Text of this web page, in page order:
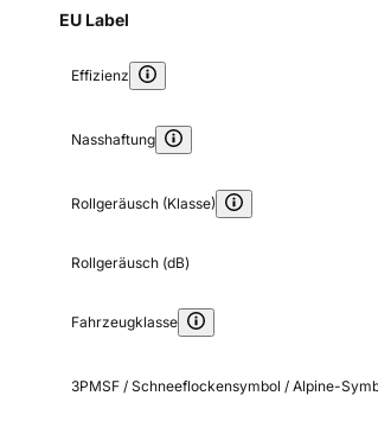
EU Label
Effizienz
Nasshaftung
Rollgeräusch (Klasse)
Rollgeräusch (dB)
Fahrzeugklasse
3PMSF / Schneeflockensymbol / Alpine-